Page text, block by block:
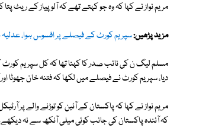
مریم نواز نے کہا کہ وہ جو کہتے تھے کہ آلو پیاز کے ریٹ
مزید پڑھیں:سپریم کورٹ کے فیصلے پر افسوس ہوا،
مسلم لیگ ن کی نائب صدر کا کہنا تھا کہ کل سپریم کورٹ
دیا، سپریم کورٹ نے فیصلے میں لکھا کہ فتنہ خان
کہ آئندہ پاکستان کی جانب کوئی میلی آنکھ سے نہ